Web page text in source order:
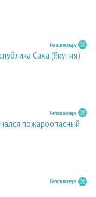
Регион номера
Саха (Якутия)
Регион номера
пожароопасный
Регион номера